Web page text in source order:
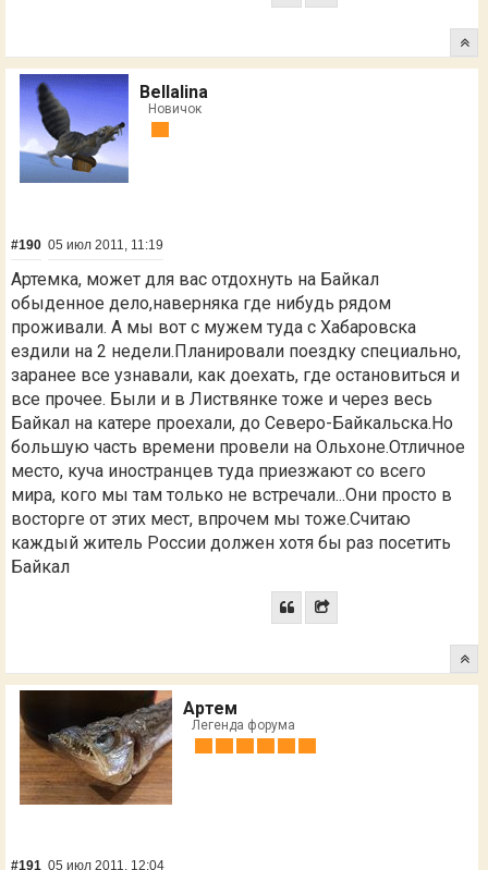
Bellalina
Новичок
#190 05 июл 2011, 11:19
Артемка, может для вас отдохнуть на Байкал
обыденное дело,наверняка где нибудь рядом
проживали. А мы вот с мужем туда с Хабаровска
ездили на 2 недели.Планировали поездку специально,
заранее все узнавали, как доехать, где остановиться и
все прочее. Были и в Листвянке тоже и через весь
Байкал на катере проехали, до Северо-Байкальска.Но
большую часть времени провели на Ольхоне.Отличное
место, куча иностранцев туда приезжают со всего
мира, кого мы там только не встречали...Они просто в
восторге от этих мест, впрочем мы тоже.Считаю
каждый житель России должен хотя бы раз посетить
Байкал
Артем
Легенда форума
#191 05 июл 2011, 12:04